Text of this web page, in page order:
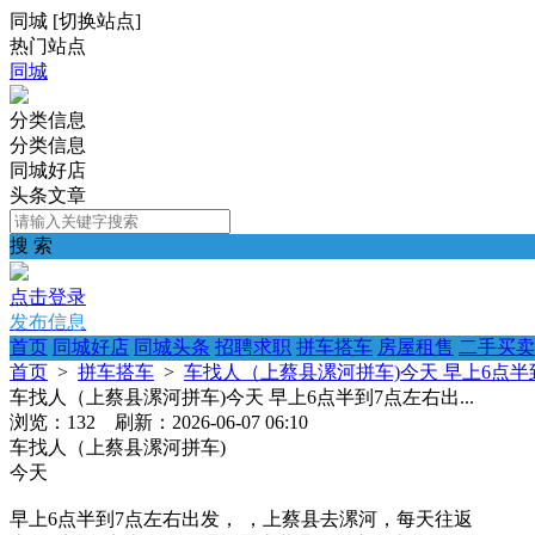
同城 [切换站点]
热门站点
同城
分类信息
分类信息
同城好店
头条文章
搜 索
点击登录
发布信息
首页 同城好店 同城头条 招聘求职 拼车搭车 房屋租售 二手买卖
首页 > 拼车搭车 > 车找人（上蔡县漯河拼车)今天 早上6点半
车找人（上蔡县漯河拼车)今天 早上6点半到7点左右出...
浏览：132 刷新：2026-06-07 06:10
车找人（上蔡县漯河拼车)
今天
早上6点半到7点左右出发， ，上蔡县去漯河，每天往返